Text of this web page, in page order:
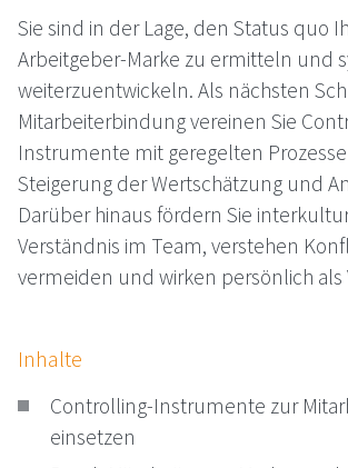
Sie sind in der Lage, den Status quo
Arbeitgeber-Marke zu ermitteln und
weiterzuentwickeln. Als nächsten
Mitarbeiterbindung vereinen Sie
Instrumente mit geregelten
Steigerung der Wertschätzung und
Darüber hinaus fördern Sie
Verständnis im Team, verstehen
vermeiden und wirken persönlich als
Inhalte
Controlling-Instrumente zur
einsetzen